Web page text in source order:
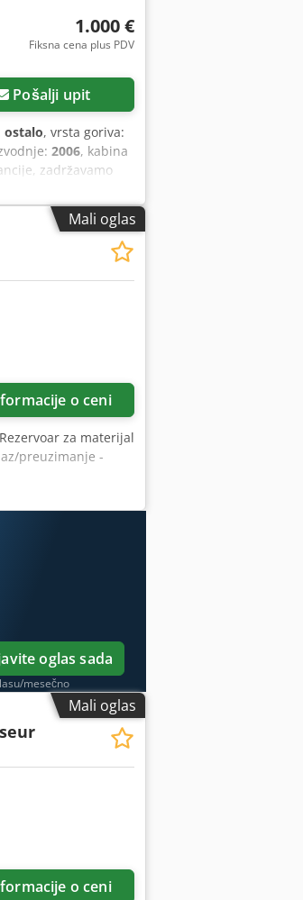
1.000 €
Fiksna cena plus PDV
Pošalji upit
ostalo, vrsta goriva:
2006, kabina
zadržavamo
Mali oglas
o ceni
za materijal
preuzimanje -
oglas sada
mesečno
Mali oglas
o ceni